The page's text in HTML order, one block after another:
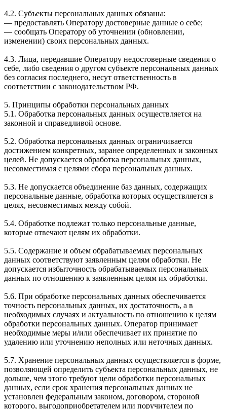
4.2. Субъекты персональных данных обязаны:
— предоставлять Оператору достоверные данные о себе;
— сообщать Оператору об уточнении (обновлении,
изменении) своих персональных данных.
4.3. Лица, передавшие Оператору недостоверные сведения о
себе, либо сведения о другом субъекте персональных данных
без согласия последнего, несут ответственность в
соответствии с законодательством РФ.
5. Принципы обработки персональных данных
5.1. Обработка персональных данных осуществляется на
законной и справедливой основе.
5.2. Обработка персональных данных ограничивается
достижением конкретных, заранее определенных и законных
целей. Не допускается обработка персональных данных,
несовместимая с целями сбора персональных данных.
5.3. Не допускается объединение баз данных, содержащих
персональные данные, обработка которых осуществляется в
целях, несовместимых между собой.
5.4. Обработке подлежат только персональные данные,
которые отвечают целям их обработки.
5.5. Содержание и объем обрабатываемых персональных
данных соответствуют заявленным целям обработки. Не
допускается избыточность обрабатываемых персональных
данных по отношению к заявленным целям их обработки.
5.6. При обработке персональных данных обеспечивается
точность персональных данных, их достаточность, а в
необходимых случаях и актуальность по отношению к целям
обработки персональных данных. Оператор принимает
необходимые меры и/или обеспечивает их принятие по
удалению или уточнению неполных или неточных данных.
5.7. Хранение персональных данных осуществляется в форме,
позволяющей определить субъекта персональных данных, не
дольше, чем этого требуют цели обработки персональных
данных, если срок хранения персональных данных не
установлен федеральным законом, договором, стороной
которого, выгодоприобретателем или поручителем по